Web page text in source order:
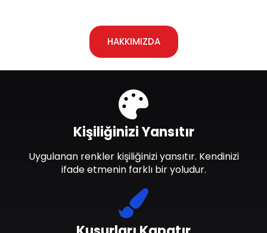
HAKKIMIZDA
Kişiliğinizi Yansıtır
Uygulanan renkler kişiliğinizi yansıtır. Kendinizi
ifade etmenin farklı bir yoludur.